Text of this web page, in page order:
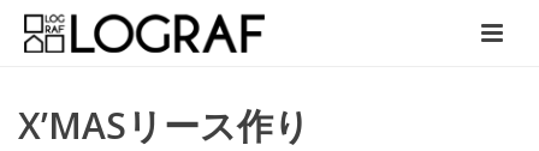
X’MASリース作り